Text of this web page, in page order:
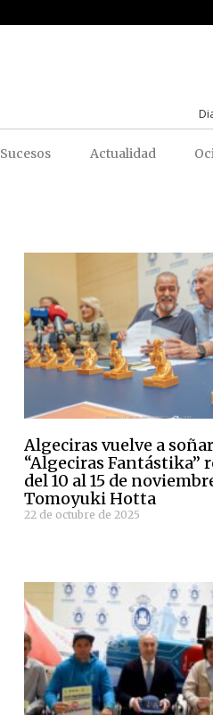
Sucesos Actualidad
Algeciras vuelve a
“Algeciras Fantástika”
del 10 al 15 de
Tomoyuki Hotta
22 de octubre de 2025